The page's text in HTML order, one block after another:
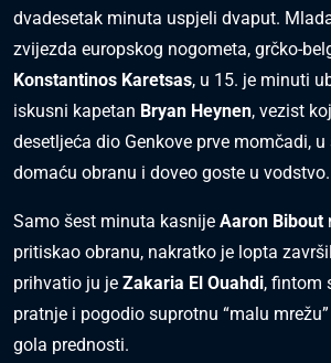
dvadesetak minuta uspjeli dvaput.
zvijezda europskog nogometa, grčko-
Konstantinos Karetsas, u 15. je minuti
iskusni kapetan Bryan Heynen, vezist
desetljeća dio Genkove prve momčadi,
domaću obranu i doveo goste u vodstvo.
Samo šest minuta kasnije Aaron Bibout
pritiskao obranu, nakratko je lopta
prihvatio ju je Zakaria El Ouahdi, fintom
pratnje i pogodio suprotnu “malu
gola prednosti.